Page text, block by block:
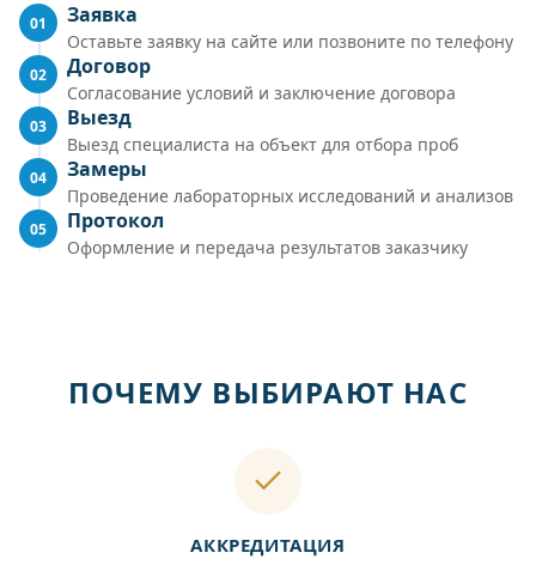
01 Заявка
Оставьте заявку на сайте или позвоните по телефону
02 Договор
Согласование условий и заключение договора
03 Выезд
Выезд специалиста на объект для отбора проб
04 Замеры
Проведение лабораторных исследований и анализов
05 Протокол
Оформление и передача результатов заказчику
ПОЧЕМУ ВЫБИРАЮТ НАС
АККРЕДИТАЦИЯ